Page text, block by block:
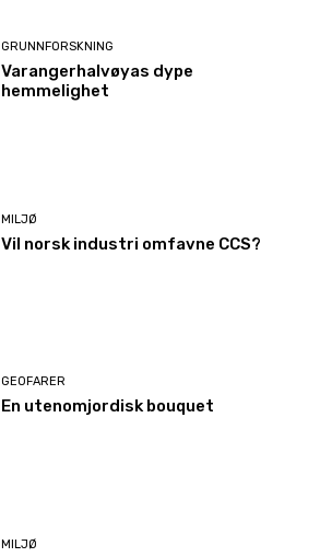
GRUNNFORSKNING
Varangerhalvøyas dype
hemmelighet
MILJØ
Vil norsk industri omfavne CCS?
GEOFARER
En utenomjordisk bouquet
MILJØ